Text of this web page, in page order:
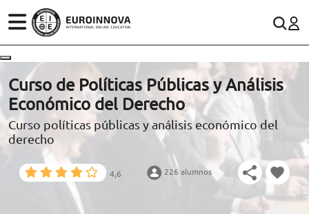
ÁREAS
ESTUDIOS
CONOCE EUROINNOVA
BECAS Y FINANCIACIÓN
CONTACTO
(+34)958 050 200(gratuito en España)
900 831 200
formacion@euroinnova.com
TRABAJA CON NOSOTROS
Curso de Políticas Públicas y Análisis
Económico del Derecho
Curso políticas públicas y análisis económico del
derecho
4,6 226 alumnos